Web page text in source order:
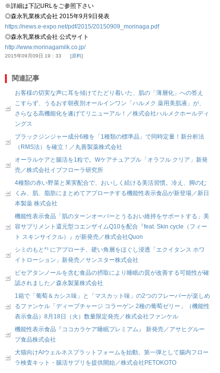
※詳細は下記URLをご参照下さい
◎森永乳業株式会社 2015年9月9日発表
https://news.e-expo.net/pdf/2015/20150909_morinaga.pdf
◎森永乳業株式会社 公式サイト
http://www.morinagamilk.co.jp/
2015年09月09日 19：33 原料
関連記事
お客様の切実な声に耳を傾けてたどり着いた、肌の「薄層化」への答え
こすらず、うるおす朝夜別オールインワン「ハルメク 薬用美肌液」が、
さらなる高機能化を遂げてリニューアル！／株式会社ハルメクホールディ
ングス
ブラックジンジャー成分6種を「1種類の標準品」で同時定量！新分析法
（RMS法）を確立！／丸善製薬株式会社
オーラルケアと腸活を1粒で。Wケアチュアブル「オラフル クリア」新発
売／株式会社イブフローラ研究所
4種類の赤い野菜と果実配合で、おいしく続ける美活習慣。冷え、脚のむ
くみ、肌、脂肪にまとめてアプローチする機能性表示食品が新登場／新日
本製薬 株式会社
機能性表示食品「肌のターンオーバーとうるおい維持をサポートする」美
容サプリメント還元型コエンザイムQ10を配合『feat. Skin cycle（フィー
ト スキンサイクル）』が新発売／株式会社Quon
シミのもと*¹ にアプローチ、硬い角層をほぐし浸透「エクイタンス ホワ
イトローション」新発売／サンスター株式会社
ピセアタンノールを含む食品の摂取により睡眠の質が改善する可能性が確
認されました／森永製菓株式会社
1箱で「葡萄＆カシス味」と「マスカット味」の2つのフレーバーが楽しめ
るファンケル「ディープチャージ コラーゲン 2種の葡萄ゼリー」（機能性
表示食品）8月18日（火）数量限定発売／株式会社ファンケル
機能性表示食品『ココカラケア睡眠プレミアム』 新発売／アサヒグルー
プ食品株式会社
犬猫向けAIウェルネスプラットフォームを始動。第一弾として腸内フロー
ラ検査キット・腸活サプリを提供開始／株式会社PETOKOTO